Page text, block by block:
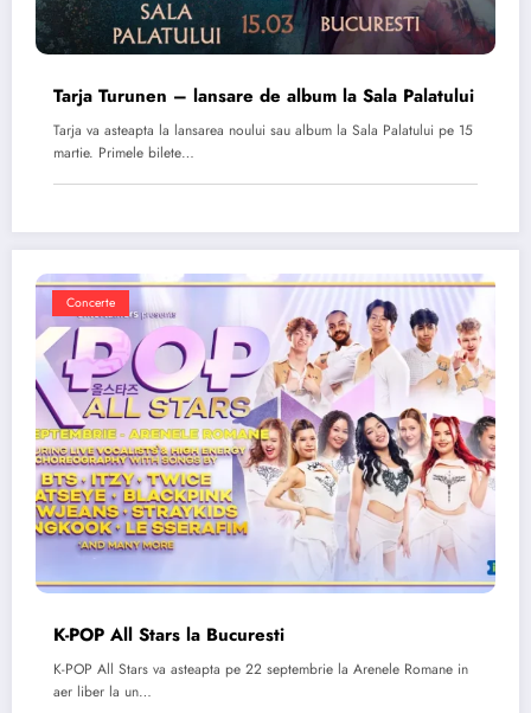
Tarja Turunen – lansare de album la Sala Palatului
Tarja va asteapta la lansarea noului sau album la Sala Palatului pe 15
martie. Primele bilete…
Concerte
K-POP All Stars la Bucuresti
K-POP All Stars va asteapta pe 22 septembrie la Arenele Romane in
aer liber la un…